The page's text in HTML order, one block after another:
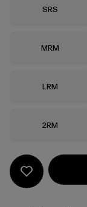
Taille
SRS
Taille
MRM
Taille
LRM
Taille
2RM